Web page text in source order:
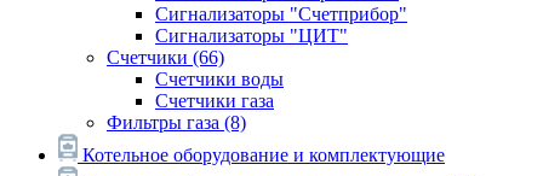
Сигнализаторы "Счетприбор"
Сигнализаторы "ЦИТ"
Счетчики (66)
Счетчики воды
Счетчики газа
Фильтры газа (8)
Котельное оборудование и комплектующие